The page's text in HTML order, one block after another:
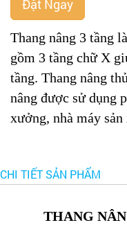
Đặt Ngay
Thang nâng 3 tầng
gồm 3 tầng chữ X
tầng. Thang nâng
nâng được sử dụng
xưởng, nhà máy sản
CHI TIẾT SẢN PHẨM
THANG